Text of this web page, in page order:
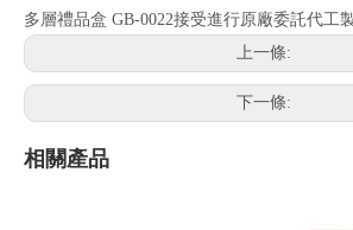
多層禮品盒 GB-0022接受進行原廠委託代工
上一條:
下一條:
相關產品